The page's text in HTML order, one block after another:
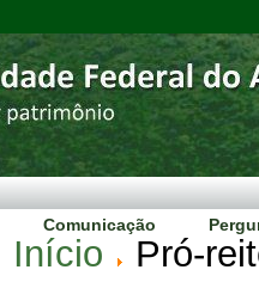
Comunicação
Início Pró-